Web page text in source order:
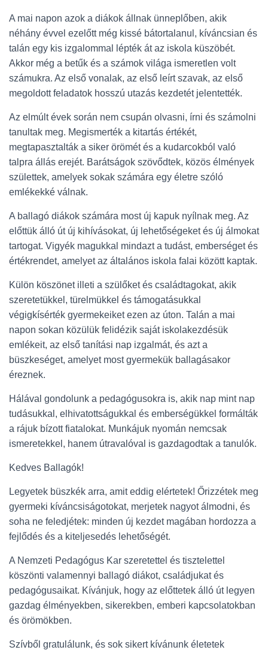
A mai napon azok a diákok állnak ünneplőben, akik
néhány évvel ezelőtt még kissé bátortalanul, kíváncsian és
talán egy kis izgalommal lépték át az iskola küszöbét.
Akkor még a betűk és a számok világa ismeretlen volt
számukra. Az első vonalak, az első leírt szavak, az első
megoldott feladatok hosszú utazás kezdetét jelentették.
Az elmúlt évek során nem csupán olvasni, írni és számolni
tanultak meg. Megismerték a kitartás értékét,
megtapasztalták a siker örömét és a kudarcokból való
talpra állás erejét. Barátságok szövődtek, közös élmények
születtek, amelyek sokak számára egy életre szóló
emlékekké válnak.
A ballagó diákok számára most új kapuk nyílnak meg. Az
előttük álló út új kihívásokat, új lehetőségeket és új álmokat
tartogat. Vigyék magukkal mindazt a tudást, emberséget és
értékrendet, amelyet az általános iskola falai között kaptak.
Külön köszönet illeti a szülőket és családtagokat, akik
szeretetükkel, türelmükkel és támogatásukkal
végigkísérték gyermekeiket ezen az úton. Talán a mai
napon sokan közülük felidézik saját iskolakezdésük
emlékeit, az első tanítási nap izgalmát, és azt a
büszkeséget, amelyet most gyermekük ballagásakor
éreznek.
Hálával gondolunk a pedagógusokra is, akik nap mint nap
tudásukkal, elhivatottságukkal és emberségükkel formálták
a rájuk bízott fiatalokat. Munkájuk nyomán nemcsak
ismeretekkel, hanem útravalóval is gazdagodtak a tanulók.
Kedves Ballagók!
Legyetek büszkék arra, amit eddig elértetek! Őrizzétek meg
gyermeki kíváncsiságotokat, merjetek nagyot álmodni, és
soha ne feledjétek: minden új kezdet magában hordozza a
fejlődés és a kiteljesedés lehetőségét.
A Nemzeti Pedagógus Kar szeretettel és tisztelettel
köszönti valamennyi ballagó diákot, családjukat és
pedagógusaikat. Kívánjuk, hogy az előttetek álló út legyen
gazdag élményekben, sikerekben, emberi kapcsolatokban
és örömökben.
Szívből gratulálunk, és sok sikert kívánunk életetek